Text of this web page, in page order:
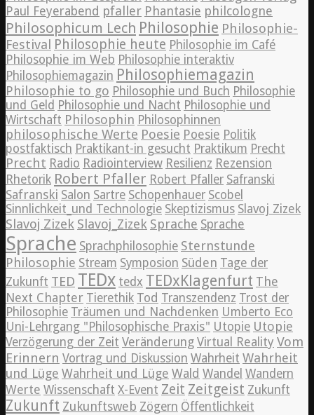
Paul Feyerabend pfaller Phantasie philcologne
Philosophicum Lech Philosophie Philosophie-
Festival Philosophie heute Philosophie im Café
Philosophie im Web Philosophie interaktiv
Philosophiemagazin Philosophiemagazin
Philosophie to go Philosophie und Buch Philosophie
und Geld Philosophie und Nacht Philosophie und
Wirtschaft Philosophin Philosophinnen
philosophische Werte Poesie Poesie Politik
postfaktisch Praktikant-in gesucht Praktikum Precht
Precht Radio Radiointerview Resilienz Rezension
Rhetorik Robert Pfaller Robert Pfaller Safranski
Safranski Salon Sartre Schopenhauer Scobel
Sinnlichkeit_und Technologie Skeptizismus Slavoj Zizek
Slavoj Zizek Slavoj_Zizek Sprache Sprache
Sprache Sprachphilosophie Sternstunde
Philosophie Stream Symposion Süden Tage der
Zukunft TED TEDx tedx TEDxKlagenfurt The
Next Chapter Tierethik Tod Transzendenz Trost der
Philosophie Träumen und Nachdenken Umberto Eco
Uni-Lehrgang "Philosophische Praxis" Utopie Utopie
Verzögerung der Zeit Veränderung Virtual Reality Vom
Erinnern Vortrag und Diskussion Wahrheit Wahrheit
und Lüge Wahrheit und Lüge Wald Wandel Wandern
Werte Wissenschaft X-Event Zeit Zeitgeist Zukunft
Zukunft Zukunftsweb Zögern Öffentlichkeit